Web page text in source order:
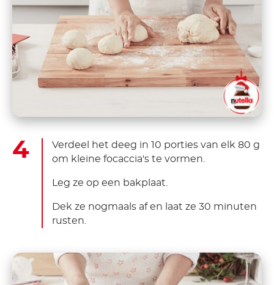
Verdeel het deeg in 10 porties van elk 80 g
om kleine focaccia's te vormen.
Leg ze op een bakplaat.
Dek ze nogmaals af en laat ze 30 minuten
rusten.